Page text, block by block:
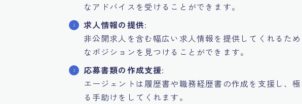
なアドバイスを受けることができます。
求人情報の提供:
非公開求人を含む幅広い求人情報を提供してくれるた
なポジションを見つけることができます。
応募書類の作成支援:
エージェントは履歴書や職務経歴書の作成を支援し、
る手助けをしてくれます。